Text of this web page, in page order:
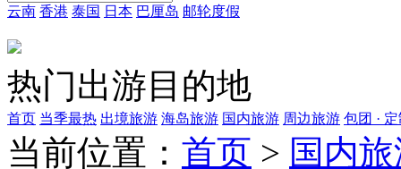
云南 香港 泰国 日本 巴厘岛 邮轮度假
热门出游目的地
首页 当季最热 出境旅游 海岛旅游 国内旅游 周边旅游 包团 ·
当前位置： 首页 > 国内